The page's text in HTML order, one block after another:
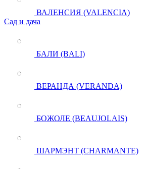
ВАЛЕНСИЯ (VALENCIA)
Сад и дача
БАЛИ (BALI)
ВЕРАНДА (VERANDA)
БОЖОЛЕ (BEAUJOLAIS)
ШАРМЭНТ (CHARMANTE)